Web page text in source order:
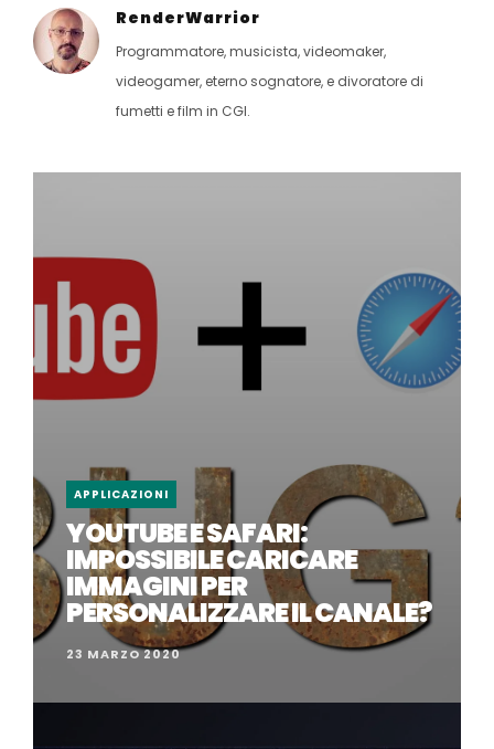
RenderWarrior
Programmatore, musicista, videomaker,
videogamer, eterno sognatore, e divoratore di
fumetti e film in CGI.
APPLICAZIONI
YOUTUBE E SAFARI:
IMPOSSIBILE CARICARE
IMMAGINI PER
PERSONALIZZARE IL CANALE?
23 MARZO 2020